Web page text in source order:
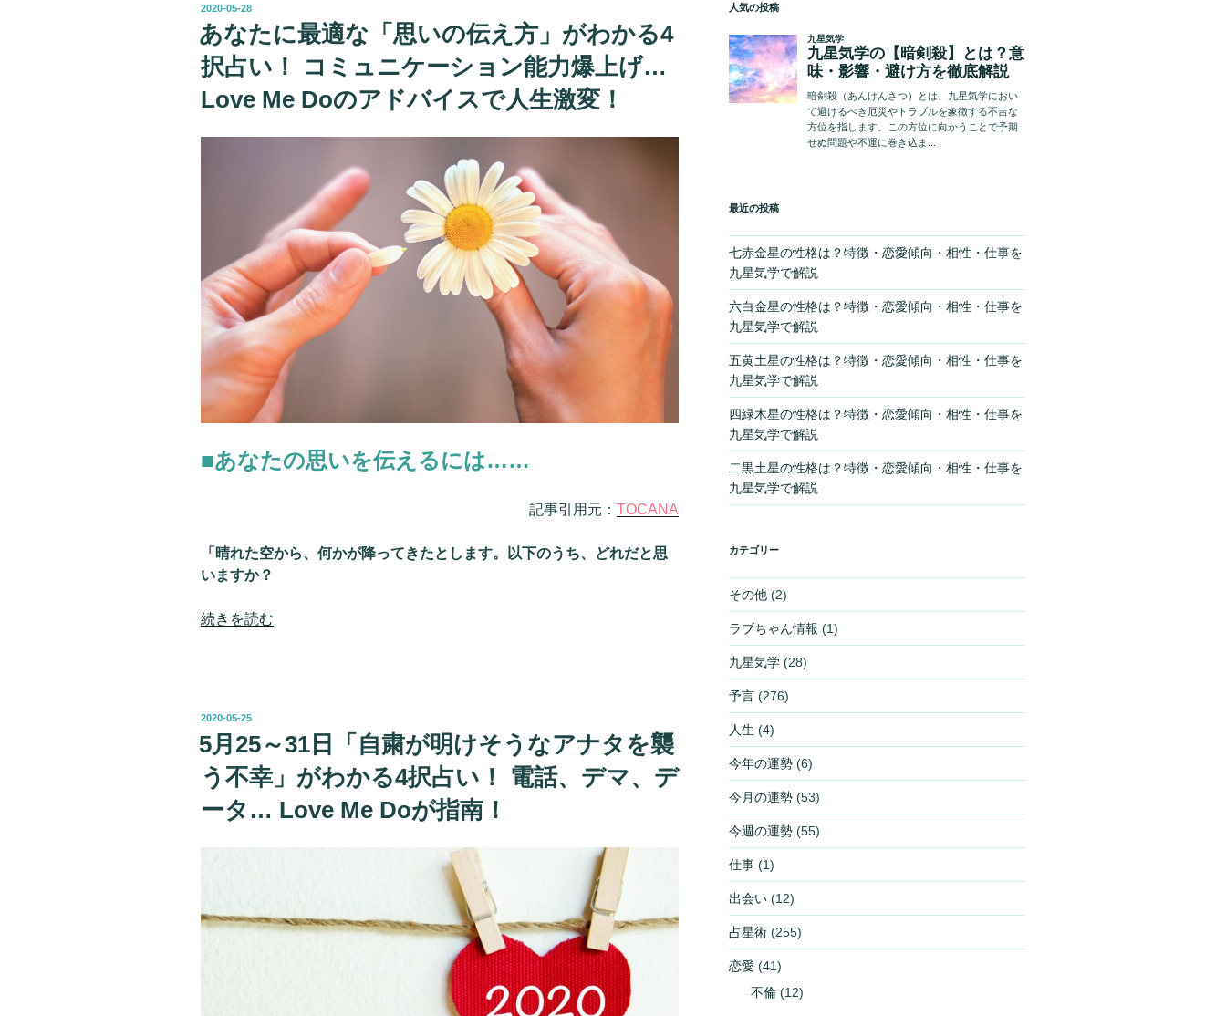
投
稿
日:
2020-05-28
あなたに最適な「思いの伝え方」がわかる4
択占い！ コミュニケーション能力爆上げ…
Love Me Doのアドバイスで人生激変！
■あなたの思いを伝えるには……
記事引用元：TOCANA
「晴れた空から、何かが降ってきたとします。以下のうち、どれだと思
いますか？
“あ
な
「思
い
の
わ
続きを読む
投
日:
2020-05-25
5月25～31日「自粛が明けそうなアナタを襲
う不幸」がわかる4択占い！ 電話、デマ、デ
ータ… Love Me Doが指南！
人気の投稿
最近の投稿
七赤金星の性格は？特徴・恋愛傾向・相性・仕事を
九星気学で解説
六白金星の性格は？特徴・恋愛傾向・相性・仕事を
九星気学で解説
五黄土星の性格は？特徴・恋愛傾向・相性・仕事を
九星気学で解説
四緑木星の性格は？特徴・恋愛傾向・相性・仕事を
九星気学で解説
二黒土星の性格は？特徴・恋愛傾向・相性・仕事を
九星気学で解説
カテゴリー
その他(2)
ラブちゃん情報 (1)
九星気学(28)
予言(276)
人生 (4)
今年の運勢(6)
今月の運勢(53)
今週の運勢(55)
仕事(1)
出会い(12)
占星術(255)
恋愛(41)
不倫(12)